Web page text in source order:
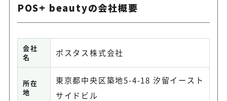
POS+ beautyの会社概要
会社
名
ポスタス株式会社
所在
地
東京都中央区築地5-4-18 汐留イースト
サイドビル